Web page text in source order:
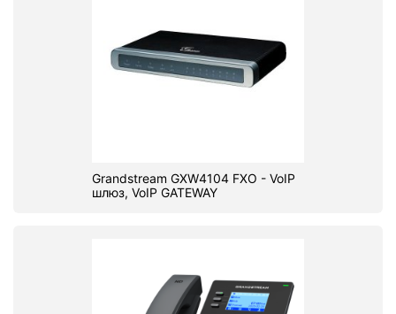
Grandstream GXW4104 FXO - VoIP
шлюз, VoIP GATEWAY